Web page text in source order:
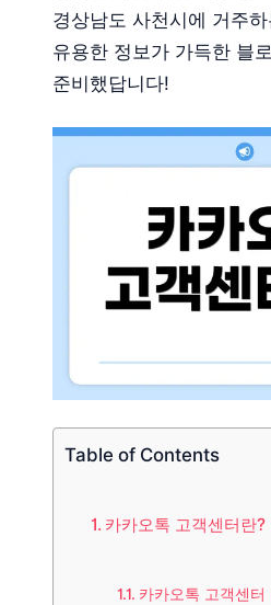
경상남도 사천시에 거주
유용한 정보가 가득한 블
준비했답니다!
Table of Contents
카카오톡 고객센터란?
카카오톡 고객센터